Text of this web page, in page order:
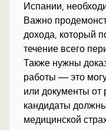
Испании,
Важно
дохода, который
течение всего
Также нужны
работы — это
или документы от
кандидаты
медицинской